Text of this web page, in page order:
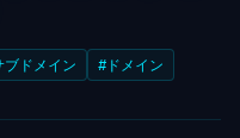
ブドメイン #ドメイン